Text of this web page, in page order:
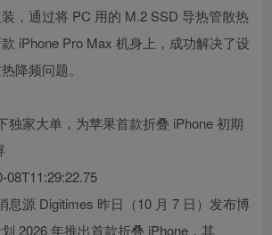
，通过将 PC 用的 M.2 SSD 导热管散热
iPhone Pro Max 机身上，成功解决了设
降频问题。
独家大单，为苹果首款折叠 iPhone 初期
08T11:29:22.75
息源 Digitimes 昨日（10 月 7 日）发布博
2026 年推出首款折叠 iPhone，其